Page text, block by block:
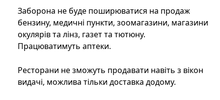
Заборона не буде поширюватися на продаж
бензину, медичні пункти, зоомагазини, магазини
окулярів та лінз, газет та тютюну.
Працюватимуть аптеки.
Ресторани не зможуть продавати навіть з вікон
видачі, можлива тільки доставка додому.